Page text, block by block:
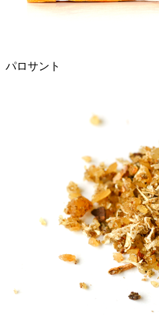
パロサント